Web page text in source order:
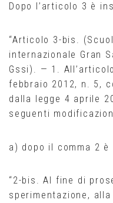
Dopo l’articolo 3 è
“Articolo 3-bis.
internazionale Gran
Gssi). — 1.
febbraio 2012, n. 5,
dalla legge 4 aprile
seguenti
a) dopo il comma 2
“2-bis. Al fine di
sperimentazione,